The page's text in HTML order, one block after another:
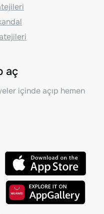
aç
içinde açıp hemen